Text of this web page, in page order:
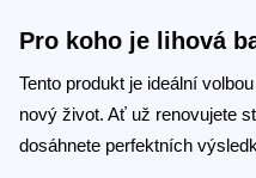
Pro koho je lihová
Tento produkt je ideální
nový život. Ať už renovujete
dosáhnete perfektních